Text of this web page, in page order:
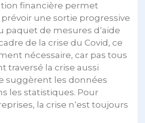
financière permet
une sortie progressive
paquet de mesures d‘aide
de la crise du Covid, ce
nécessaire, car pas tous
traversé la crise aussi
suggèrent les données
les statistiques. Pour
la crise n‘est toujours